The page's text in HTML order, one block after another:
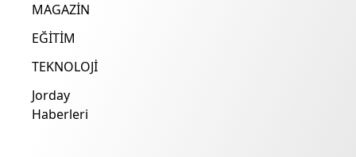
MAGAZİN
EĞİTİM
TEKNOLOJİ
Jorday
Haberleri